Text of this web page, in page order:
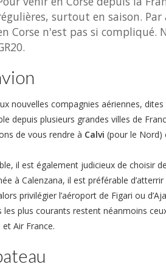
surtout en saison.
Corse n'est pas si
nouvelles compagnies aériennes, dites
depuis plusieurs grandes villes de
de vous rendre à Calvi (pour le Nord)
il est également judicieux de choisir
à Calenzana, il est préférable
privilégier l’aéroport de Figari ou
les plus courants restent néanmoins
et Air France.